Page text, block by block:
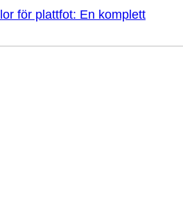
för plattfot: En komplett